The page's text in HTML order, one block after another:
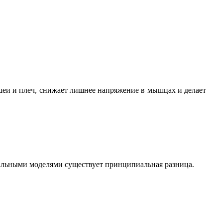
и плеч, снижает лишнее напряжение в мышцах и делает
моделями существует принципиальная разница.